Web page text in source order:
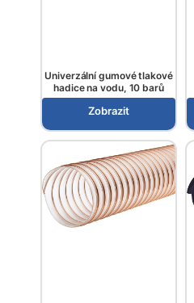
Univerzální gumové tlakové
hadice na vodu, 10 barů
Zobrazit